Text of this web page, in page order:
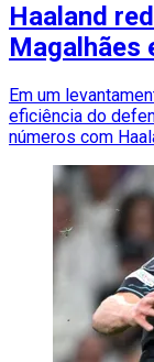
Haaland
Magalhães
Em um
eficiência do
números com